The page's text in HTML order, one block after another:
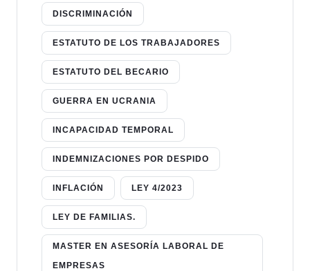
DISCRIMINACIÓN
ESTATUTO DE LOS TRABAJADORES
ESTATUTO DEL BECARIO
GUERRA EN UCRANIA
INCAPACIDAD TEMPORAL
INDEMNIZACIONES POR DESPIDO
INFLACIÓN LEY 4/2023
LEY DE FAMILIAS.
MASTER EN ASESORÍA LABORAL DE
EMPRESAS